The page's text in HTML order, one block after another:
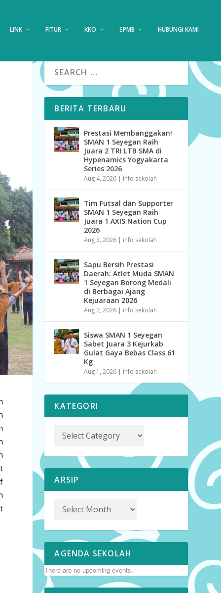
LINK FITUR KKO SPMB HUBUNGI KAMI
BERITA TERBARU
Prestasi Membanggakan!
SMAN 1 Seyegan Raih
Juara 2 TRI LTB SMA di
Hypenamics Yogyakarta
Series 2026
Aug 4, 2026 | info sekolah
Tim Futsal dan Supporter
SMAN 1 Seyegan Raih
Juara 1 AXIS Nation Cup
2026
Aug 3, 2026 | info sekolah
Sapu Bersih Prestasi
Daerah: Atlet Muda SMAN
1 Seyegan Borong Medali
di Berbagai Ajang
Kejuaraan 2026
Aug 2, 2026 | info sekolah
Siswa SMAN 1 Seyegan
Sabet Juara 3 Kejurkab
Gulat Gaya Bebas Class 61
Kg
Aug 1, 2026 | info sekolah
KATEGORI
ARSIP
AGENDA SEKOLAH
There are no upcoming events.